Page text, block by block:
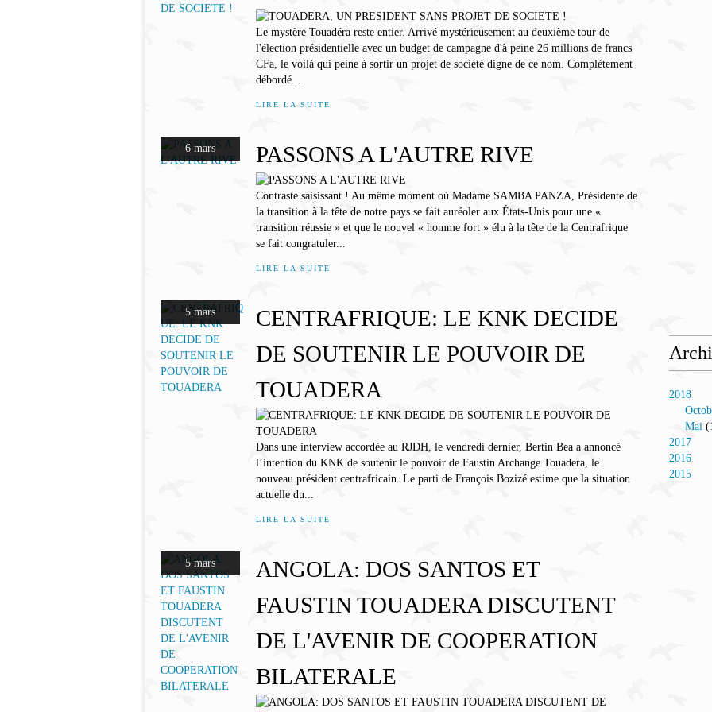
Le mystère Touadéra reste entier. Arrivé mystérieusement au deuxième tour de
l'élection présidentielle avec un budget de campagne d'à peine 26 millions de francs
CFa, le voilà qui peine à sortir un projet de société digne de ce nom. Complètement
débordé...
LIRE LA SUITE
6 mars PASSONS A L'AUTRE RIVE
Contraste saisissant ! Au même moment où Madame SAMBA PANZA, Présidente de
la transition à la tête de notre pays se fait auréoler aux États-Unis pour une «
transition réussie » et que le nouvel « homme fort » élu à la tête de la Centrafrique
se fait congratuler...
LIRE LA SUITE
5 mars
CENTRAFRIQUE: LE KNK DECIDE
DE SOUTENIR LE POUVOIR DE
TOUADERA
Dans une interview accordée au RJDH, le vendredi dernier, Bertin Bea a annoncé
l’intention du KNK de soutenir le pouvoir de Faustin Archange Touadera, le
nouveau président centrafricain. Le parti de François Bozizé estime que la situation
actuelle du...
LIRE LA SUITE
5 mars
ANGOLA: DOS SANTOS ET
FAUSTIN TOUADERA DISCUTENT
DE L'AVENIR DE COOPERATION
BILATERALE
2018
Mai
2017
2016
2015